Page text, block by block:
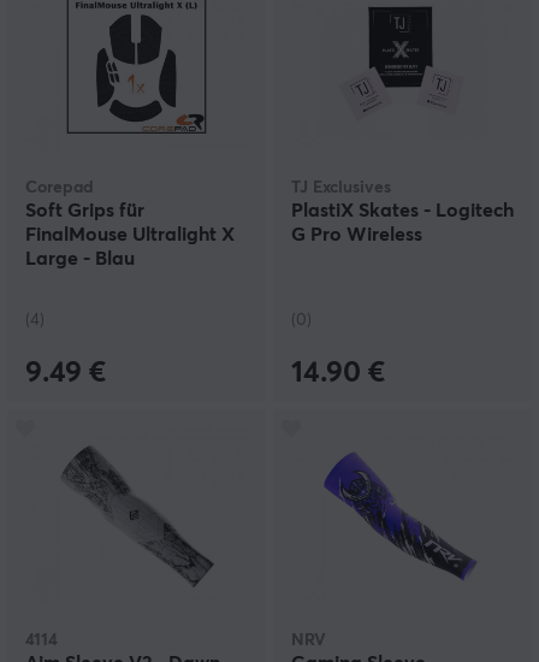
Corepad
Soft Grips für
FinalMouse Ultralight X
Large - Blau
(4)
9.49 €
TJ Exclusives
PlastiX Skates - Logitech
G Pro Wireless
(0)
14.90 €
4114 NRV